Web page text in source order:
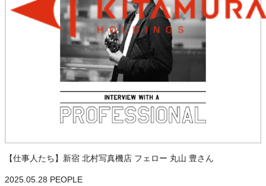
【仕事人たち】新宿 北村写真機店 フェロー 丸山 豊さん
2025.05.28 PEOPLE